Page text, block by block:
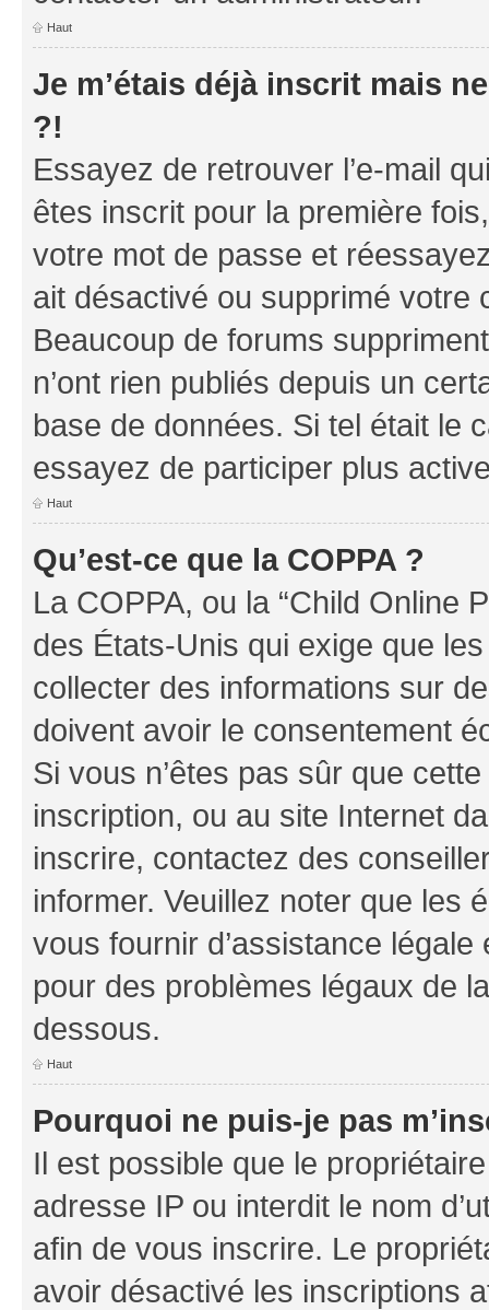
Haut
Je m’étais déjà inscrit mais
?!
Essayez de retrouver l’e-mail
êtes inscrit pour la première
votre mot de passe et
ait désactivé ou supprimé votre
Beaucoup de forums
n’ont rien publiés depuis un
base de données. Si tel était le
essayez de participer plus
Haut
Qu’est-ce que la COPPA ?
La COPPA, ou la “Child Online
des États-Unis qui exige que
collecter des informations sur
doivent avoir le consentement
Si vous n’êtes pas sûr que
inscription, ou au site Internet
inscrire, contactez des
informer. Veuillez noter que les
vous fournir d’assistance
pour des problèmes légaux de
dessous.
Haut
Pourquoi ne puis-je pas
Il est possible que le
adresse IP ou interdit le nom
afin de vous inscrire. Le
avoir désactivé les inscriptions